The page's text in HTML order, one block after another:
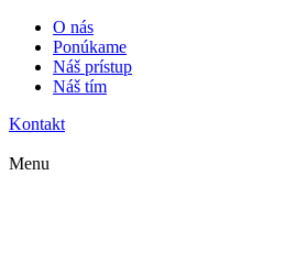
O nás
Ponúkame
Náš prístup
Náš tím
Kontakt
Menu